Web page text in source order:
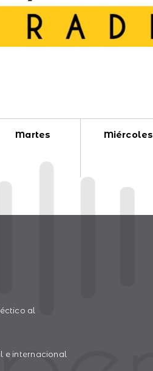
Martes Miércoles
al
e internacional